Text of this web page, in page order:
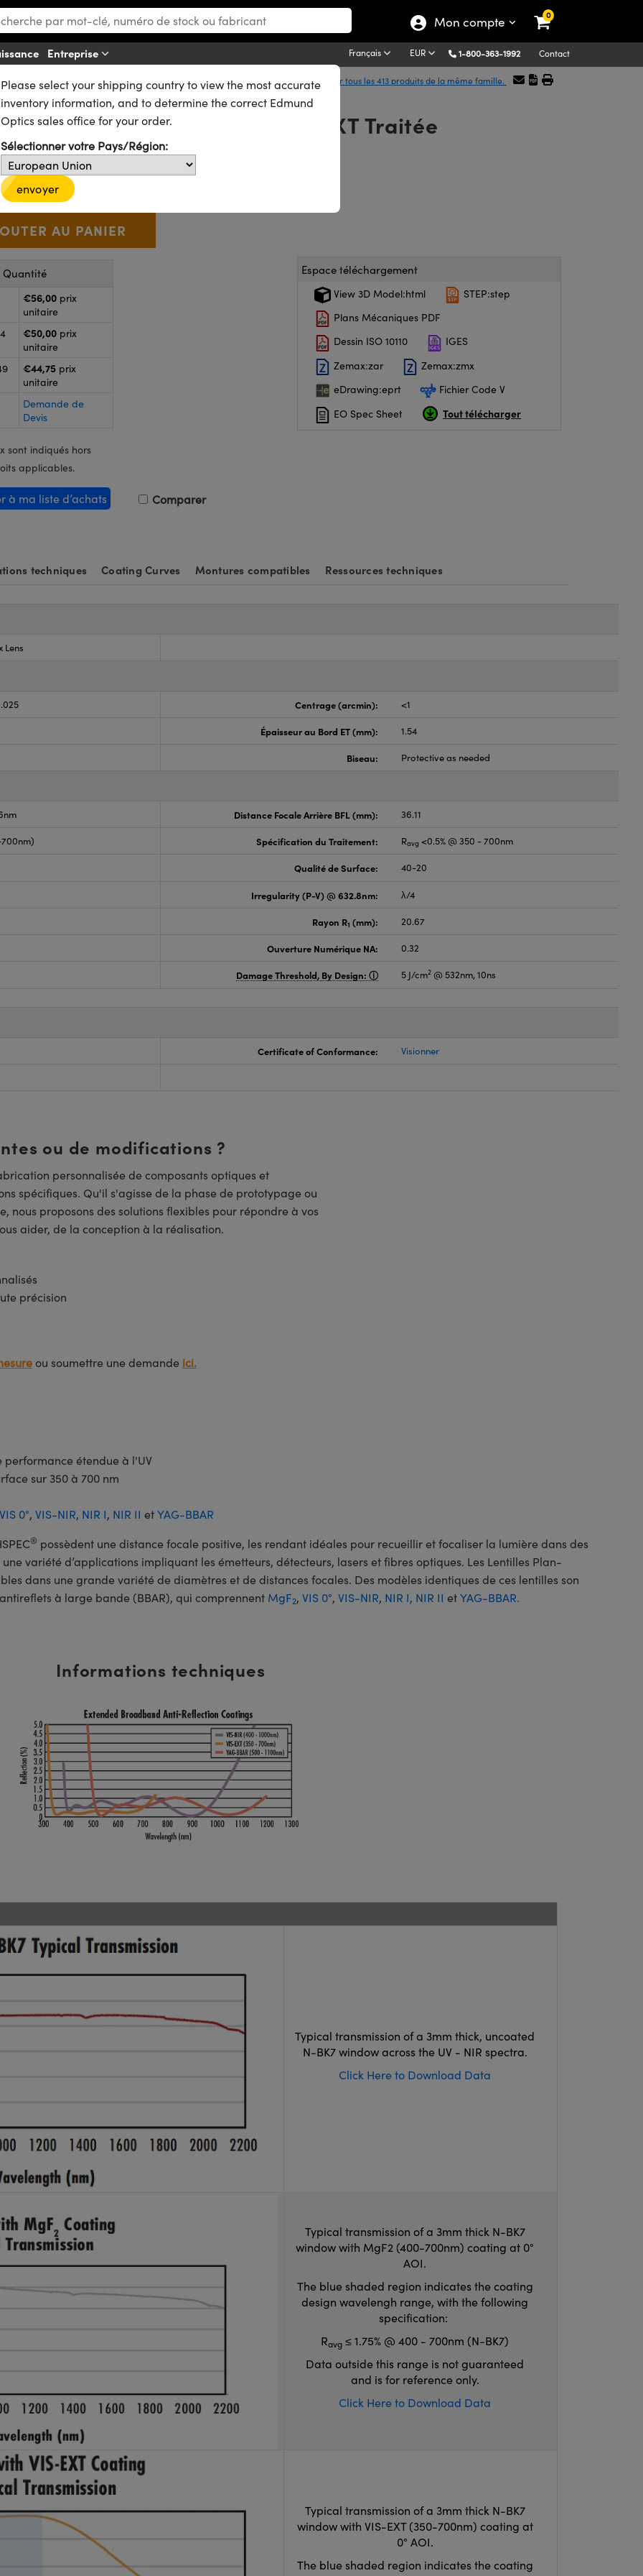
Mon compte 0
Entreprise Français EUR 1-800-363-1992 Contact
Lentilles Plan-Convexes (PCX)
(PCX) Traitées VIS-EXT
Afficher tous les 413 produits de la même famille.
mm FL, Lentille PCX, VIS-EXT Traitée
473 1 In Stock D’autres traitements
Use the plus and minus buttons to adjust the quantity.
+ €56,00
Quantité
€56,00 prix
unitaire
€50,00 prix
unitaire
€44,75 prix
unitaire
Demande de
Devis
sont indiqués hors
applicables.
à ma liste d’achats Comparer
Espace téléchargement
View 3D Model:html
STEP:step
Plans Mécaniques PDF
Dessin ISO 10110
IGES
Zemax:zar
Zemax:zmx
eDrawing:eprt
Fichier Code V
EO Spec Sheet
Tout télécharger
techniques Coating Curves Montures compatibles Ressources techniques
Lens
Centrage (arcmin): <1
Épaisseur au Bord ET (mm): 1.54
Biseau: Protective as needed
Distance Focale Arrière BFL (mm): 36.11
Spécification du Traitement: Ravg <0.5% @ 350 - 700nm
Qualité de Surface: 40-20
Irregularity (P-V) @ 632.8nm: λ/4
Rayon R1 (mm): 20.67
Ouverture Numérique NA: 0.32
Damage Threshold, By Design: 5 J/cm2 @ 532nm, 10ns
Certificate of Conformance: Visionner
ou de modifications ?
personnalisée de composants optiques et
spécifiques. Qu'il s'agisse de la phase de prototypage ou
proposons des solutions flexibles pour répondre à vos
aider, de la conception à la réalisation.
précision
ou soumettre une demande ici.
étendue à l'UV
sur 350 à 700 nm
VIS 0°, VIS-NIR, NIR I, NIR II etYAG-BBAR
® possèdent une distance focale positive, les rendant idéales pour recueillir et focaliser la lumière dans des
variété d’applications impliquant les émetteurs, détecteurs, lasers et fibres optiques. Les Lentilles Plan-
dans une grande variété de diamètres et de distances focales. Des modèles identiques de ces lentilles son
à large bande (BBAR), qui comprennent MgF2, VIS 0°, VIS-NIR, NIR I, NIR II etYAG-BBAR.
Informations techniques
Typical transmission of a 3mm thick, uncoated
N-BK7 window across the UV - NIR spectra.
Click Here to Download Data
Typical transmission of a 3mm thick N-BK7
window with MgF2 (400-700nm) coating at 0°
AOI.
The blue shaded region indicates the coating
design wavelengh range, with the following
specification:
Ravg ≤ 1.75% @ 400 - 700nm (N-BK7)
Data outside this range is not guaranteed
and is for reference only.
Click Here to Download Data
Typical transmission of a 3mm thick N-BK7
window with VIS-EXT (350-700nm) coating at
0° AOI.
The blue shaded region indicates the coating
Please select your shipping country to view the most accurate
inventory information, and to determine the correct Edmund
Optics sales office for your order.
Sélectionner votre Pays/Région:
envoyer